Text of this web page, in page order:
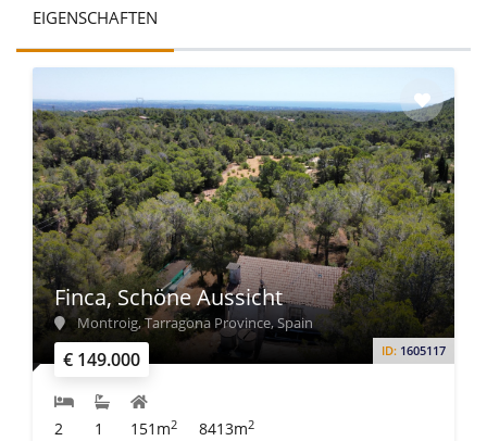
EIGENSCHAFTEN
€ 149.000 ID: 1605117
Finca, Schöne Aussicht
Montroig, Tarragona Province, Spain
2 1 151m2 8413m2